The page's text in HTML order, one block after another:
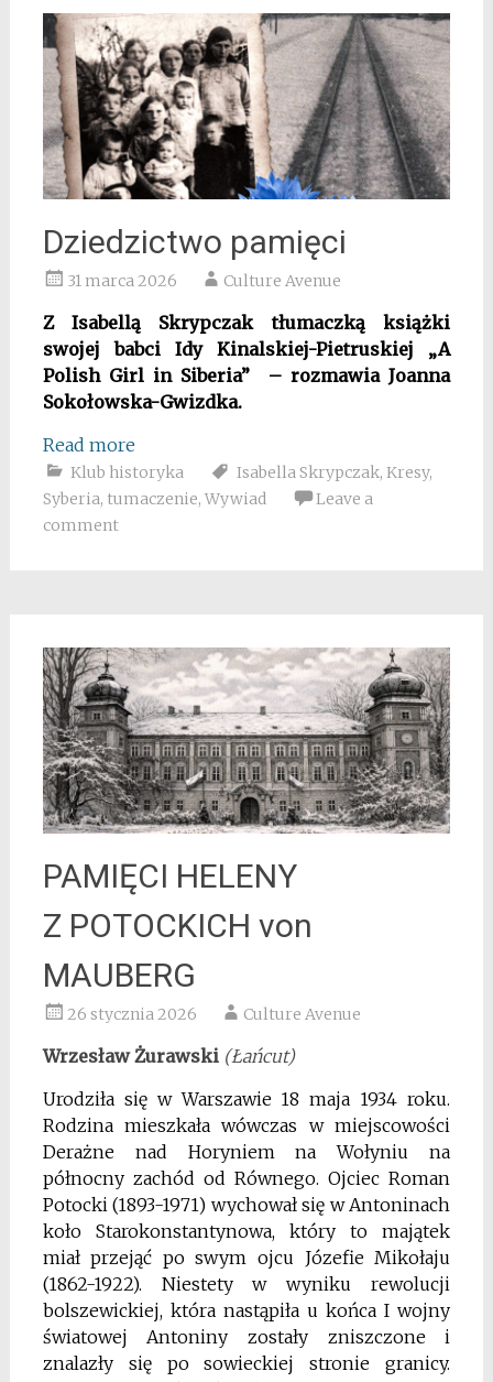
Dziedzictwo pamięci
31 marca 2026 Culture Avenue
Z Isabellą Skrypczaktłumaczką książki
swojej babci Idy Kinalskiej-Pietruskiej „A
Polish Girl in Siberia” – rozmawia Joanna
Sokołowska-Gwizdka.
Read more
Klub historyka Isabella Skrypczak, Kresy,
Syberia, tumaczenie, Wywiad
Leave a
comment
PAMIĘCI HELENY
Z POTOCKICH von
MAUBERG
26 stycznia 2026 Culture Avenue
Wrzesław Żurawski (Łańcut)
Urodziła się w Warszawie 18 maja 1934 roku.
Rodzina mieszkała wówczas w miejscowości
Derażne nad Horyniem na Wołyniu na
północny zachód od Równego. Ojciec Roman
Potocki (1893-1971) wychował się w Antoninach
koło Starokonstantynowa, który to majątek
miał przejąć po swym ojcu Józefie Mikołaju
(1862-1922). Niestety w wyniku rewolucji
bolszewickiej, która nastąpiła u końca I wojny
światowej Antoniny zostały zniszczone i
znalazły się po sowieckiej stronie granicy.